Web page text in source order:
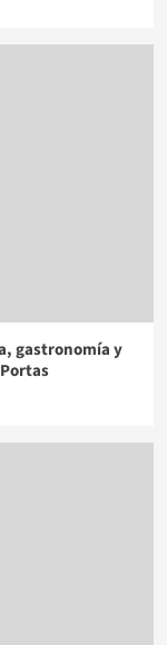
gastronomía y